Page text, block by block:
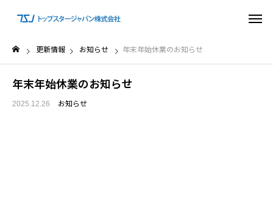
更新情報 お知らせ 年末年始休業のお知らせ
年末年始休業のお知らせ
2025.12.26 お知らせ